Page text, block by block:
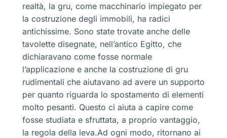
realtà, la gru, come macchinario impiegato per
la costruzione degli immobili, ha radici
antichissime. Sono state trovate anche delle
tavolette disegnate, nell’antico Egitto, che
dichiaravano come fosse normale
l’applicazione e anche la costruzione di gru
rudimentali che aiutavano ad avere un supporto
per quanto riguarda lo spostamento di elementi
molto pesanti. Questo ci aiuta a capire come
fosse studiata e sfruttata, a proprio vantaggio,
la regola della leva.Ad ogni modo, ritornano ai